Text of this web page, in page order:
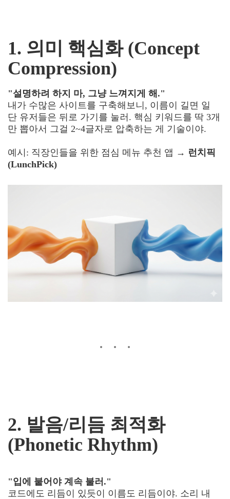
1. 의미 핵심화 (Concept
Compression)
"설명하려 하지 마, 그냥 느껴지게 해."
내가 수많은 사이트를 구축해보니, 이름이 길면 일
단 유저들은 뒤로 가기를 눌러. 핵심 키워드를 딱 3개
만 뽑아서 그걸 2~4글자로 압축하는 게 기술이야.
예시: 직장인들을 위한 점심 메뉴 추천 앱 → 런치픽
(LunchPick)
2. 발음/리듬 최적화
(Phonetic Rhythm)
"입에 붙어야 계속 불러."
코드에도 리듬이 있듯이 이름도 리듬이야. 소리 내